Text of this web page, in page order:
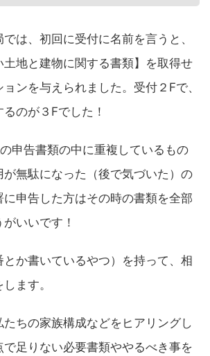
は、初回に受付に名前を言うと、
土地と建物に関する書類】を取得せ
ンを与えられました。受付２Fで、
のが３Fでした！
申告書類の中に重複しているもの
が無駄になった（後で気づいた）の
申告した方はその時の書類を全部
いいです！
か書いているやつ）を持って、相
ます。
ちの家族構成などをヒアリングし
足りない必要書類ややるべき事を